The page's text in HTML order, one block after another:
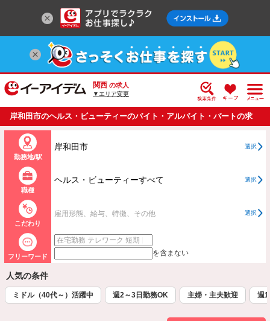
関西 の求人
▼エリア変更
岸和田市のヘルス・ビューティーのバイト・アルバイト・パートの求
人情報一覧
勤務地/駅
岸和田市 選択
職種
ヘルス・ビューティーすべて 選択
こだわり
雇用形態、給与、特徴、その他 選択
フリーワード を含まない
人気の条件
ミドル（40代～）活躍中 週2～3日勤務OK 主婦・主夫歓迎 週